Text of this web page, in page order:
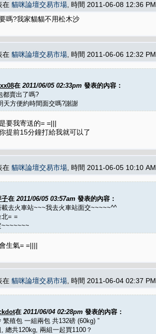
在 貓咪論壇交易市場 , 時間 2011-06-08 12:36
嗎?我家貓貓不用松木沙
在 貓咪論壇交易市場 , 時間 2011-06-06 12:32
在 2011/06/05 02:33pm 發表的內容：
都賣出了嗎?
天方便約時間面交嗎?謝謝
要我寄送的= =|||
提前15分鐘打給我就可以了
在 貓咪論壇交易市場 , 時間 2011-06-05 10:10
子在 2011/06/05 03:57am 發表的內容：
去火車站~~~我去火車站面交~~~~~^^
北= =
~~~~~~~
生氣= =||||
在 貓咪論壇交易市場 , 時間 2011-06-04 02:37
在 2011/06/04 02:28pm 發表的內容：
繁殖包 一組兩包 共132磅 (60kg) ”
總共120kg, 兩組一起買1100？